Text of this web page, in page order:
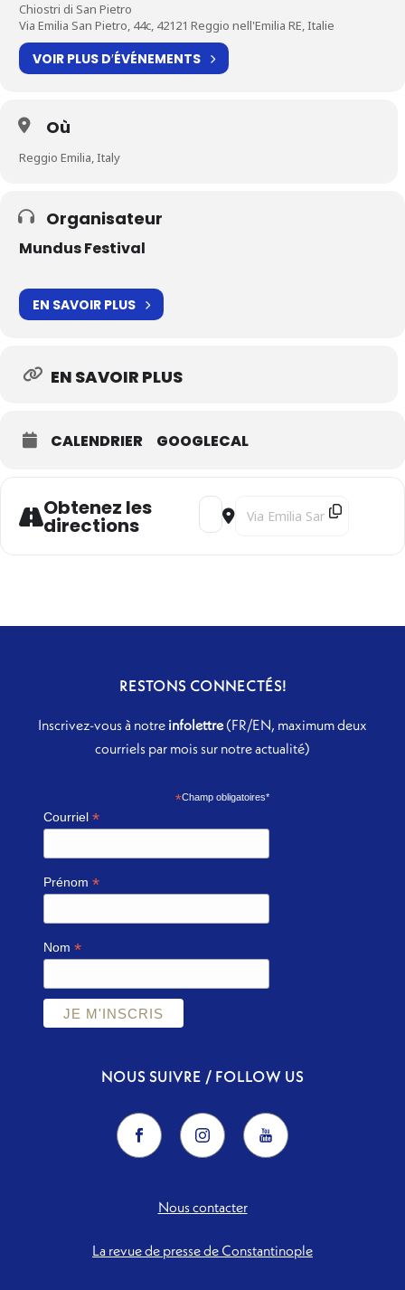
Chiostri di San Pietro
Via Emilia San Pietro, 44c, 42121 Reggio nell'Emilia RE, Italie
VOIR PLUS D′ÉVÉNEMENTS
Où
Reggio Emilia, Italy
Organisateur
Mundus Festival
EN SAVOIR PLUS
EN SAVOIR PLUS
CALENDRIER GOOGLECAL
Obtenez les
directions
Address - Estuaire [B1QmUFJzd]
Destination Address -
RESTONS CONNECTÉS!
Inscrivez-vous à notre infolettre(FR/EN, maximum deux
courriels par mois sur notre actualité)
*Champ obligatoires*
Courriel*
Prénom*
Nom*
NOUS SUIVRE / FOLLOW US
Nous contacter
La revue de presse de Constantinople